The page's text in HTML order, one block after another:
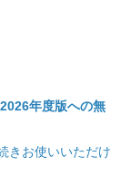
年度版への無
きお使いいただけ